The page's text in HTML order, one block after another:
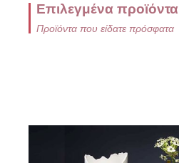
Επιλεγμένα προϊόντα
Προϊόντα που είδατε πρόσφατα